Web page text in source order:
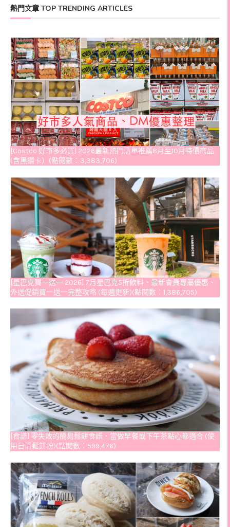
熱門文章 TOP TRENDING ARTICLES
[Costco 好市多必買] 2026最新熱門清單推薦8月至10月特價商品
(含黑鑽卡）(點閱數：3,383,706)
[星巴克買一送一 2026] 7月星巴克5折飲料、最新會員專屬優惠、
外送促銷買一送一完整攻略 (每週更新)(點閱數：1,386,705)
[食譜] 零失敗的簡易鬆餅食譜．當做早餐或下午茶點心都適合 (使
用日清鬆餅粉)(點閱數：599,476)